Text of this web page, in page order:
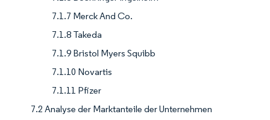
7.1.7 Merck And Co.
7.1.8 Takeda
7.1.9 Bristol Myers Squibb
7.1.10 Novartis
7.1.11 Pfizer
7.2 Analyse der Marktanteile der Unternehmen